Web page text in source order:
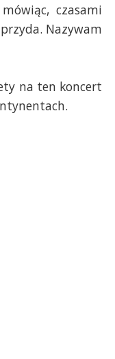
czasami
Nazywam
na ten koncert